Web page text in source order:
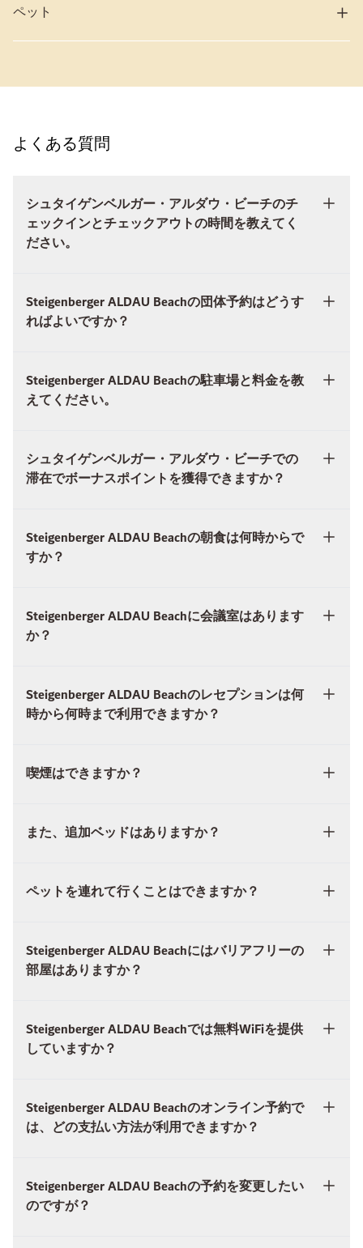
ペット
よくある質問
シュタイゲンベルガー・アルダウ・ビーチのチ
ェックインとチェックアウトの時間を教えてく
ださい。
Steigenberger ALDAU Beachの団体予約はどうす
ればよいですか？
Steigenberger ALDAU Beachの駐車場と料金を教
えてください。
シュタイゲンベルガー・アルダウ・ビーチでの
滞在でボーナスポイントを獲得できますか？
Steigenberger ALDAU Beachの朝食は何時からで
すか？
Steigenberger ALDAU Beachに会議室はあります
か？
Steigenberger ALDAU Beachのレセプションは何
時から何時まで利用できますか？
喫煙はできますか？
また、追加ベッドはありますか？
ペットを連れて行くことはできますか？
Steigenberger ALDAU Beachにはバリアフリーの
部屋はありますか？
Steigenberger ALDAU Beachでは無料WiFiを提供
していますか？
Steigenberger ALDAU Beachのオンライン予約で
は、どの支払い方法が利用できますか？
Steigenberger ALDAU Beachの予約を変更したい
のですが？